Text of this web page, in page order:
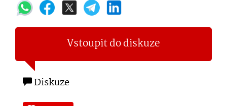
Vstoupit do diskuze
Diskuze